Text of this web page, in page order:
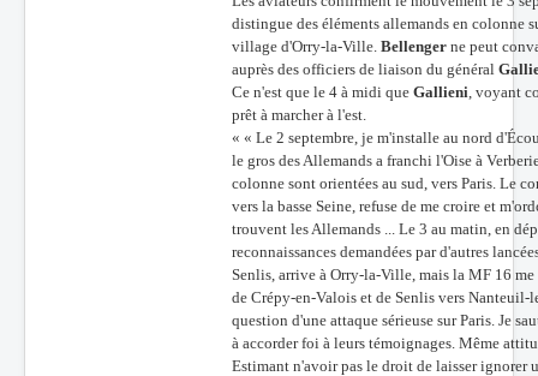
distingue des éléments allemands en colonne
village d'Orry-la-Ville. Bellenger ne peut
auprès des officiers de liaison du général
Ce n'est que le 4 à midi que Gallieni, voyant
prêt à marcher à l'est.
« « Le 2 septembre, je m'installe au nord
le gros des Allemands a franchi l'Oise à
colonne sont orientées au sud, vers Paris. Le
vers la basse Seine, refuse de me croire et
trouvent les Allemands ... Le 3 au matin, en
reconnaissances demandées par d'autres
Senlis, arrive à Orry-la-Ville, mais la MF 16
de Crépy-en-Valois et de Senlis vers Nanteuil-
question d'une attaque sérieuse sur Paris. Je
à accorder foi à leurs témoignages. Même
Estimant n'avoir pas le droit de laisser ignorer